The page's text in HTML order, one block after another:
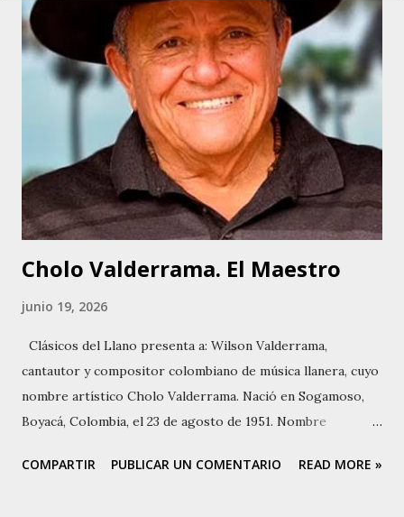
RadioMags Emisora Digital Venezolana
Cholo Valderrama. El Maestro
junio 19, 2026
Clásicos del Llano presenta a: Wilson Valderrama,
cantautor y compositor colombiano de música llanera, cuyo
nombre artístico Cholo Valderrama. Nació en Sogamoso,
Boyacá, Colombia, el 23 de agosto de 1951. Nombre
adolescencia las pasó en San Luis de Palenque en Casanare.
COMPARTIR PUBLICAR UN COMENTARIO READ MORE »